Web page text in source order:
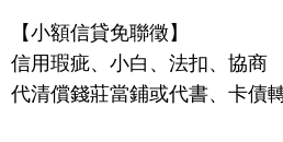
【小額信貸免聯徵】
信用瑕疵、小白、法扣、協商
代清償錢莊當鋪或代書、卡債